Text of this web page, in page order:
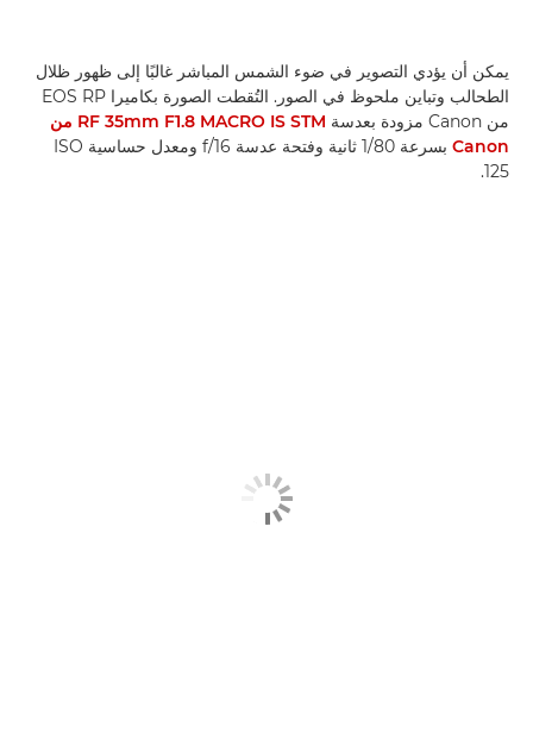
يمكن أن يؤدي التصوير في ضوء الشمس المباشر غالبًا إلى ظهور ظلال
الطحالب وتباين ملحوظ في الصور. التُقطت الصورة بكاميرا EOS RP
من Canon مزودة بعدسة
RF 35mm F1.8 MACRO IS STM من
Canon
بسرعة 1/80 ثانية وفتحة عدسة f/16 ومعدل حساسية ISO
125.